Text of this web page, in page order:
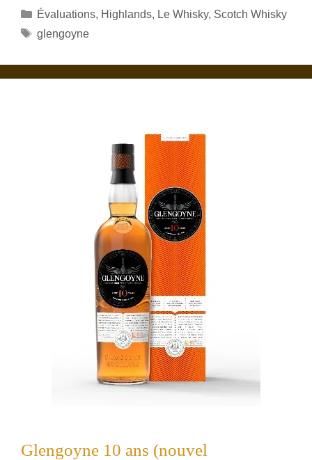
Catégories
Évaluations, Highlands, Le Whisky, Scotch Whisky
Étiquettes
glengoyne
Glengoyne 10 ans (nouvel